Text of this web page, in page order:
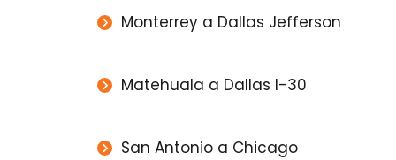
Monterrey a Dallas Jefferson
Matehuala a Dallas I-30
San Antonio a Chicago